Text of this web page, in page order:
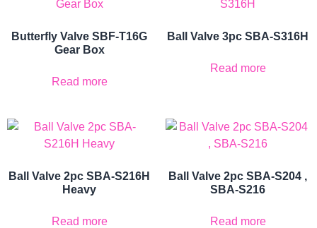
Butterfly Valve SBF-T16G
Gear Box
Read more
Ball Valve 3pc SBA-S316H
Read more
Ball Valve 2pc SBA-S216H
Heavy
Read more
Ball Valve 2pc SBA-S204 ,
SBA-S216
Read more